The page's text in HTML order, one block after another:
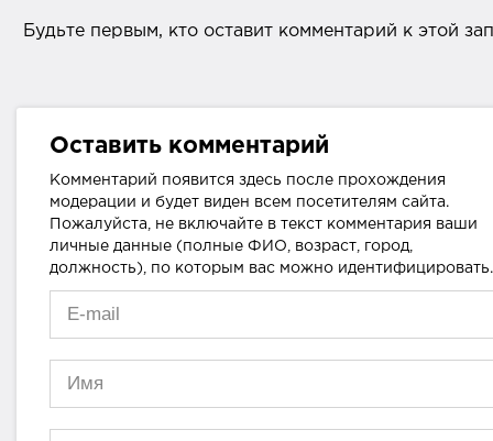
Будьте первым, кто оставит комментарий к этой
Оставить комментарий
Комментарий появится здесь после прохождения
модерации и будет виден всем посетителям сайта.
Пожалуйста, не включайте в текст комментария ваши
личные данные (полные ФИО, возраст, город,
должность), по которым вас можно идентифицировать.